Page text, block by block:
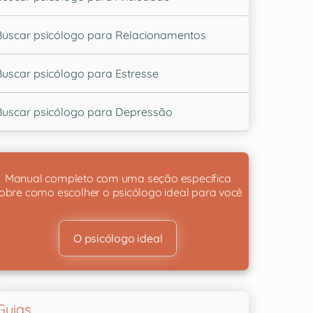
psicólogo para Relacionamentos
psicólogo para Estresse
psicólogo para Depressão
Manual completo com uma seção específica
como escolher o psicólogo ideal para você
O psicólogo ideal